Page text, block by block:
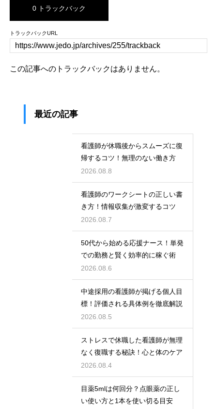
0 トラックバック
トラックバックURL
この記事へのトラックバックはありません。
最近の記事
看護師が休職後からスムーズに復
帰するコツ！無理のない働き方
2026.08.8
看護師のワークシートの正しい書
き方！情報収集が激変するコツ
2026.08.7
50代から始める応援ナース！単発
での勤務と賢く効率的に稼ぐ術
2026.08.6
中途採用の看護師が掲げる個人目
標！評価される具体例を徹底解説
2026.08.5
ストレスで休職した看護師が無理
なく復職する秘訣！心と体のケア
2026.08.4
目薬5mlは何回分？点眼薬の正し
い使い方と1本を使い切る目安